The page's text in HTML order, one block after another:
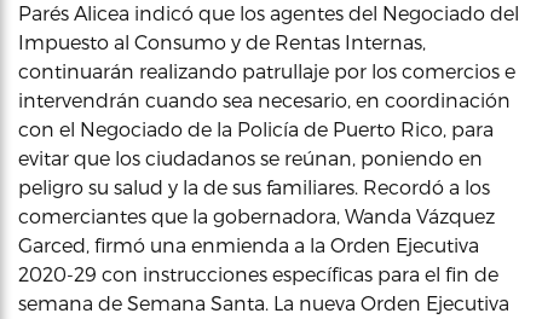
Parés Alicea indicó que los agentes del Negociado del
Impuesto al Consumo y de Rentas Internas,
continuarán realizando patrullaje por los comercios e
intervendrán cuando sea necesario, en coordinación
con el Negociado de la Policía de Puerto Rico, para
evitar que los ciudadanos se reúnan, poniendo en
peligro su salud y la de sus familiares. Recordó a los
comerciantes que la gobernadora, Wanda Vázquez
Garced, firmó una enmienda a la Orden Ejecutiva
2020-29 con instrucciones específicas para el fin de
semana de Semana Santa. La nueva Orden Ejecutiva